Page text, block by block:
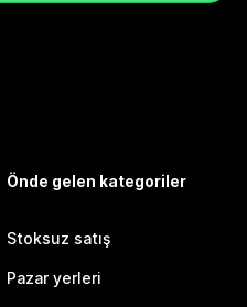
Önde gelen kategoriler
Stoksuz satış
Pazar yerleri